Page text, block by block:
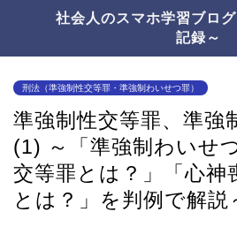
社会人のスマホ学習ブロ
記録～
刑法（準強制性交等罪・準強制わいせつ罪）
準強制性交等罪、準強
(1) ～「準強制わいせ
交等罪とは？」「心神
とは？」を判例で解説